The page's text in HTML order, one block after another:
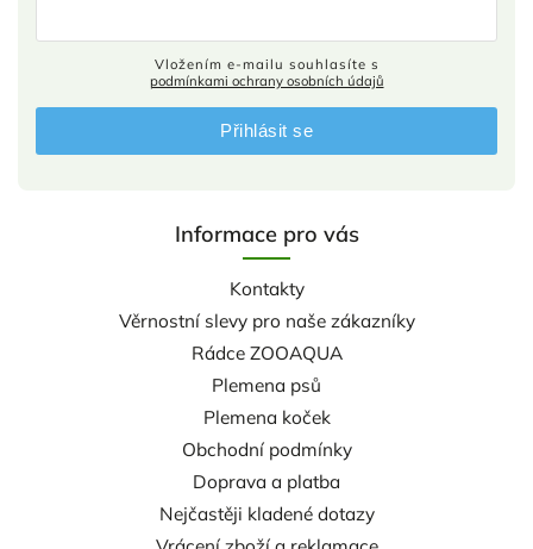
Informace pro vás
Kontakty
Věrnostní slevy pro naše zákazníky
Rádce ZOOAQUA
Plemena psů
Plemena koček
Obchodní podmínky
Doprava a platba
Nejčastěji kladené dotazy
podmínkami ochrany osobních údajů
Přihlásit se